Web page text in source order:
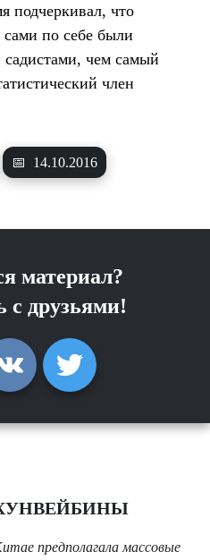
подчеркивал, что
сами по себе были
чем самый
член
📅 14.10.2016
материал?
с друзьями!
предполагала массовые